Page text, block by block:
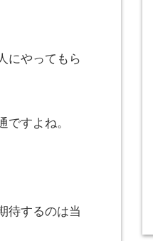
にやってもら
ですよね。
待するのは当